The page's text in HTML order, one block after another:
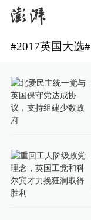
#2017英国大选#